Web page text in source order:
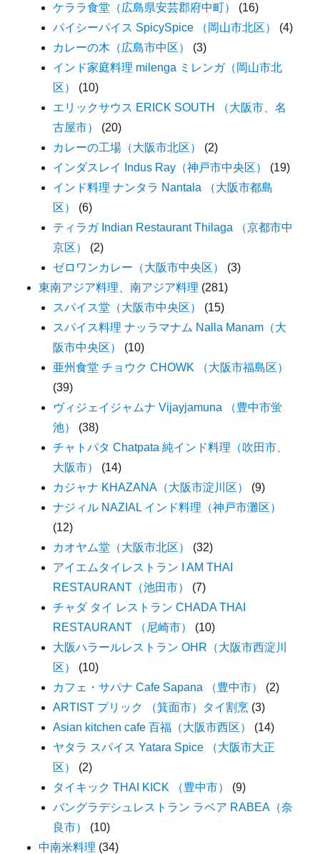
ケララ食堂（広島県安芸郡府中町）
(16)
パイシーパイス SpicySpice （岡山市北区）
(4)
カレーの木（広島市中区）
(3)
インド家庭料理 milenga ミレンガ（岡山市北
区）
(10)
エリックサウス ERICK SOUTH （大阪市、名
古屋市）
(20)
カレーの工場（大阪市北区）
(2)
インダスレイ Indus Ray（神戸市中央区）
(19)
インド料理 ナンタラ Nantala （大阪市都島
区）
(6)
ティラガ Indian Restaurant Thilaga （京都市中
京区）
(2)
ゼロワンカレー（大阪市中央区）
(3)
東南アジア料理、南アジア料理 (281)
スパイス堂（大阪市中央区）
(15)
スパイス料理 ナッラマナム Nalla Manam（大
阪市中央区）
(10)
亜州食堂 チョウク CHOWK （大阪市福島区）
(39)
ヴィジェイジャムナ Vijayjamuna （豊中市蛍
池）
(38)
チャトパタ Chatpata 純インド料理（吹田市、
大阪市）
(14)
カジャナ KHAZANA（大阪市淀川区）
(9)
ナジィル NAZIAL インド料理（神戸市灘区）
(12)
カオヤム堂（大阪市北区）
(32)
アイエムタイレストラン I AM THAI
RESTAURANT（池田市）
(7)
チャダ タイ レストラン CHADA THAI
RESTAURANT （尼崎市）
(10)
大阪ハラールレストラン OHR（大阪市西淀川
区）
(10)
カフェ・サパナ Cafe Sapana （豊中市）
(2)
ARTIST プリック （箕面市）タイ割烹 (3)
Asian kitchen cafe 百福（大阪市西区）
(14)
ヤタラ スパイス Yatara Spice （大阪市大正
区）
(2)
タイキック THAI KICK （豊中市）
(9)
バングラデシュレストラン ラベア RABEA（奈
良市）
(10)
中南米料理 (34)